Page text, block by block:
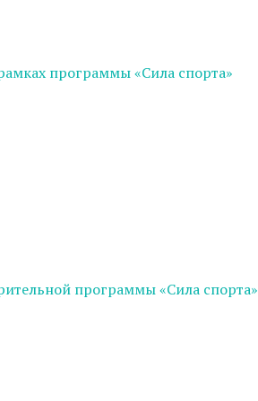
программы «Сила спорта»
программы «Сила спорта»